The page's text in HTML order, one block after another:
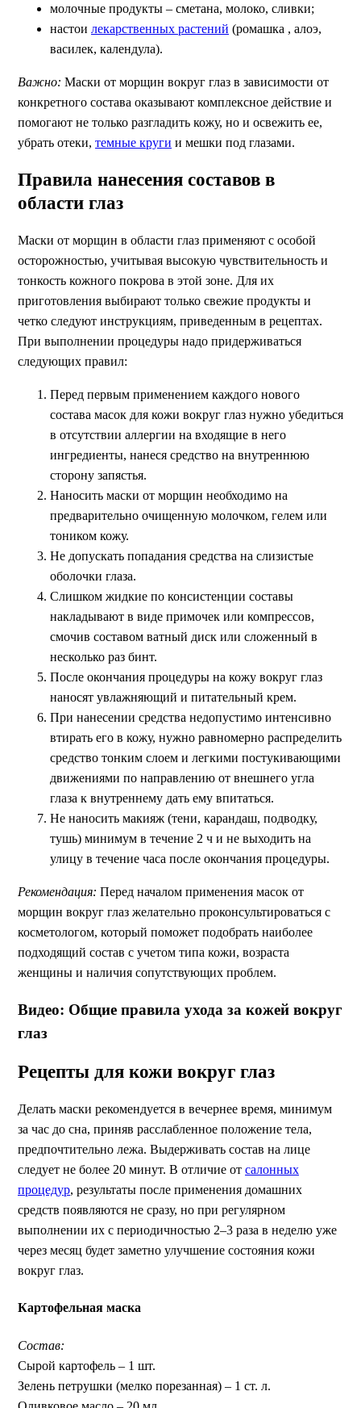
молочные продукты – сметана, молоко, сливки;
настои лекарственных растений (ромашка , алоэ,
василек, календула).
Важно: Маски от морщин вокруг глаз в зависимости от
конкретного состава оказывают комплексное действие и
помогают не только разгладить кожу, но и освежить ее,
убрать отеки, темные круги и мешки под глазами.
Правила нанесения составов в
области глаз
Маски от морщин в области глаз применяют с особой
осторожностью, учитывая высокую чувствительность и
тонкость кожного покрова в этой зоне. Для их
приготовления выбирают только свежие продукты и
четко следуют инструкциям, приведенным в рецептах.
При выполнении процедуры надо придерживаться
следующих правил:
Перед первым применением каждого нового
состава масок для кожи вокруг глаз нужно убедиться
в отсутствии аллергии на входящие в него
ингредиенты, нанеся средство на внутреннюю
сторону запястья.
Наносить маски от морщин необходимо на
предварительно очищенную молочком, гелем или
тоником кожу.
Не допускать попадания средства на слизистые
оболочки глаза.
Слишком жидкие по консистенции составы
накладывают в виде примочек или компрессов,
смочив составом ватный диск или сложенный в
несколько раз бинт.
После окончания процедуры на кожу вокруг глаз
наносят увлажняющий и питательный крем.
При нанесении средства недопустимо интенсивно
втирать его в кожу, нужно равномерно распределить
средство тонким слоем и легкими постукивающими
движениями по направлению от внешнего угла
глаза к внутреннему дать ему впитаться.
Не наносить макияж (тени, карандаш, подводку,
тушь) минимум в течение 2 ч и не выходить на
улицу в течение часа после окончания процедуры.
Рекомендация: Перед началом применения масок от
морщин вокруг глаз желательно проконсультироваться с
косметологом, который поможет подобрать наиболее
подходящий состав с учетом типа кожи, возраста
женщины и наличия сопутствующих проблем.
Видео: Общие правила ухода за кожей вокруг
глаз
Рецепты для кожи вокруг глаз
Делать маски рекомендуется в вечернее время, минимум
за час до сна, приняв расслабленное положение тела,
предпочтительно лежа. Выдерживать состав на лице
следует не более 20 минут. В отличие от салонных
процедур, результаты после применения домашних
средств появляются не сразу, но при регулярном
выполнении их с периодичностью 2–3 раза в неделю уже
через месяц будет заметно улучшение состояния кожи
вокруг глаз.
Картофельная маска
Состав:
Сырой картофель – 1 шт.
Зелень петрушки (мелко порезанная) – 1 ст. л.